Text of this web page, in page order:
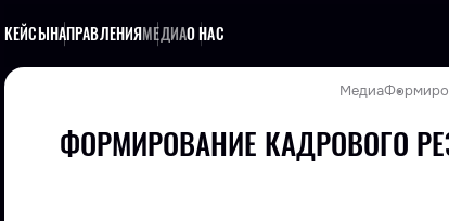
КЕЙСЫНАПРАВЛЕНИЯМЕДИАО НАС
Медиа
ФОРМИРОВАНИЕ КАДРОВОГО